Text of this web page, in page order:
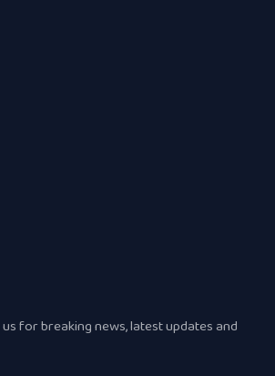
for breaking news, latest updates and